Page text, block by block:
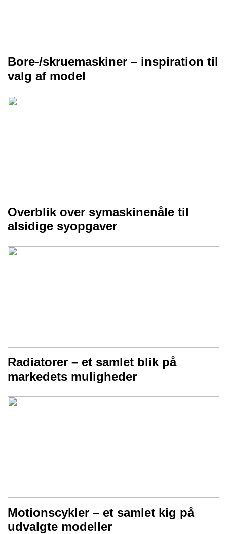
Bore-/skruemaskiner – inspiration til
valg af model
Overblik over symaskinenåle til
alsidige syopgaver
Radiatorer – et samlet blik på
markedets muligheder
Motionscykler – et samlet kig på
udvalgte modeller